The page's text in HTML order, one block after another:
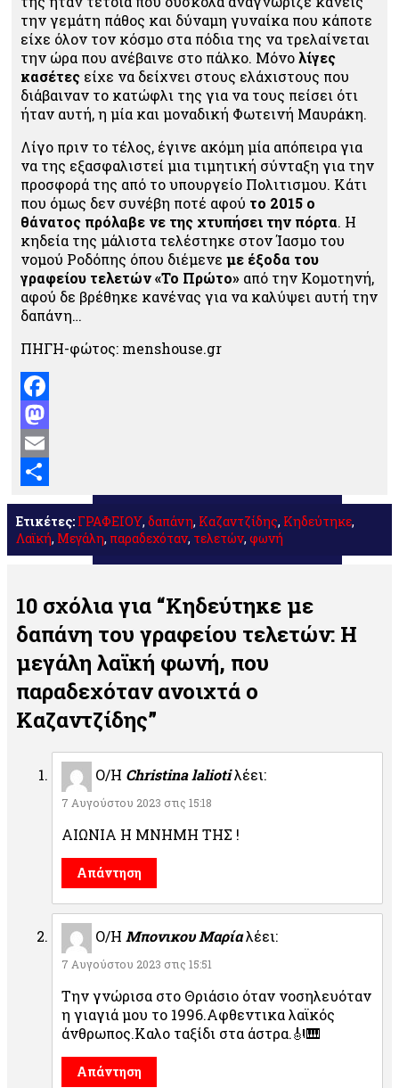
την γεμάτη πάθος και δύναμη γυναίκα που κάποτε
είχε όλον τον κόσμο στα πόδια της να τρελαίνεται
την ώρα που ανέβαινε στο πάλκο. Μόνολίγες
κασέτες είχε να δείχνει στους ελάχιστους που
διάβαιναν το κατώφλι της για να τους πείσει ότι
ήταν αυτή, η μία και μοναδική Φωτεινή Μαυράκη.
Λίγο πριν το τέλος, έγινε ακόμη μία απόπειρα για
να της εξασφαλιστεί μια τιμητική σύνταξη για την
προσφορά της από το υπουργείο Πολιτισμου. Κάτι
που όμως δεν συνέβη ποτέ αφού το 2015 ο
θάνατος πρόλαβε νε της χτυπήσει την πόρτα. Η
κηδεία της μάλιστα τελέστηκε στον Ίασμο του
νομού Ροδόπης όπου διέμενε με έξοδα του
γραφείου τελετών «Το Πρώτο» από την Κομοτηνή,
αφού δε βρέθηκε κανένας για να καλύψει αυτή την
δαπάνη…
ΠΗΓΗ-φώτος: menshouse.gr
Facebook
Mastodon
Email
Μοιραστείτε
Ετικέτες: ΓΡΑΦΕΙΟΥ, δαπάνη, Καζαντζίδης, Κηδεύτηκε,
Λαϊκή, Μεγάλη, παραδεχόταν, τελετών, φωνή
10 σχόλια για “Κηδεύτηκε με
δαπάνη του γραφείου τελετών: Η
μεγάλη λαϊκή φωνή, που
παραδεχόταν ανοιχτά ο
Καζαντζίδης”
Ο/Η Christina laliotiλέει:
7 Αυγούστου 2023 στις 15:18
ΑΙΩΝΙΑ Η ΜΝΗΜΗ ΤΗΣ !
Απάντηση
Ο/Η Μπονικου Μαρίαλέει:
7 Αυγούστου 2023 στις 15:51
Την γνώρισα στο Θριάσιο όταν νοσηλευόταν
η γιαγιά μου το 1996.Αφθεντικα λαϊκός
άνθρωπος.Καλο ταξίδι στα άστρα.🎻🎹
Απάντηση